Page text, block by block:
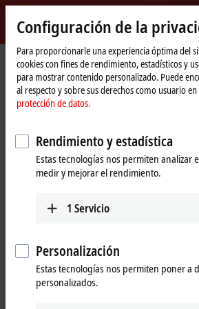
Beckhoff
-
New
Automation
Technology
Página
de
inicio
Products IPC
Control Panels
CP39xx, CP79xx | Stainless steel Control Panels
CP39xx, CP79xx | Stainless
Control Panels
Versatile stainless steel
protection
The Control Panel series CP39xx-14xx and
Configuración de la
Para proporcionarle una experiencia óptima del
cookies con fines de rendimiento, estadísticos y
para mostrar contenido personalizado. Puede
al respecto y sobre sus derechos como usuario
protección de datos.
Rendimiento y estadística
Estas tecnologías nos permiten analizar
medir y mejorar el rendimiento.
1 Servicio
Personalización
Estas tecnologías nos permiten poner a
personalizados.